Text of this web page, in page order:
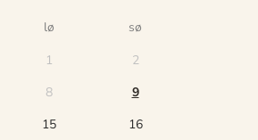
lø
sø
1
2
8
9
15
16